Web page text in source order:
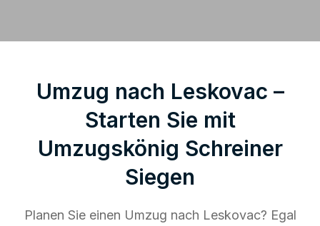
Umzug nach Leskovac –
Starten Sie mit
Umzugskönig Schreiner
Siegen
Planen Sie einen Umzug nach Leskovac? Egal